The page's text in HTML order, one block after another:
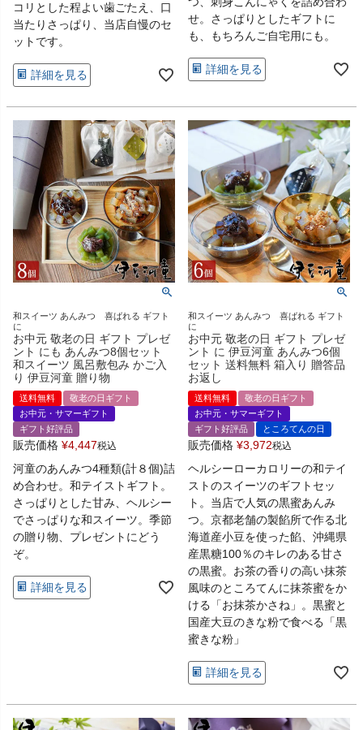
コリとした程よい歯ごたえ、口
当たりさっぱり、当店自慢のセ
ットです。
詳細を見る
せ。さっぱりとしたギフトに
も、もちろんご自宅用にも。
詳細を見る
和スイーツ あんみつ 喜ばれる ギフト
に
お中元 敬老の日 ギフト プレゼ
ント にも あんみつ8個セット
和スイーツ 風呂敷包み かご入
り 伊豆河童 贈り物
送料無料
敬老の日ギフト
お中元・サマーギフト
ギフト好評品
販売価格 ¥4,447税込
河童のあんみつ4種類(計８個)詰
め合わせ。和テイストギフト。
さっぱりとした甘み、ヘルシー
でさっぱりな和スイーツ。季節
の贈り物、プレゼントにどう
ぞ。
詳細を見る
和スイーツ あんみつ 喜ばれる ギフト
に
お中元 敬老の日 ギフト プレゼ
ント に 伊豆河童 あんみつ6個
セット 送料無料 箱入り 贈答品
お返し
送料無料
敬老の日ギフト
お中元・サマーギフト
ギフト好評品
ところてんの日
販売価格 ¥3,972税込
ヘルシーローカロリーの和テイ
ストのスイーツのギフトセッ
ト。当店で人気の黒蜜あんみ
つ。京都老舗の製餡所で作る北
海道産小豆を使った餡、沖縄県
産黒糖100％のキレのある甘さ
の黒蜜。お茶の香りの高い抹茶
風味のところてんに抹茶蜜をか
ける「お抹茶かさね」。黒蜜と
国産大豆のきな粉で食べる「黒
蜜きな粉」
詳細を見る